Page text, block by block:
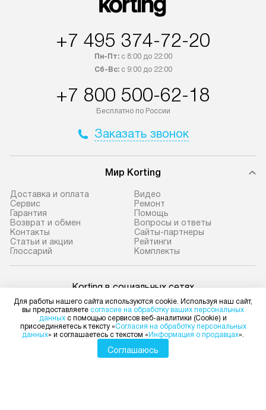
+7 495 374-72-20
Пн-Пт:с 8:00 до 22:00
Сб-Вс:с 9:00 до 22:00
+7 800 500-62-18
Бесплатно по России
Заказать звонок
Мир Korting
Доставка и оплата
Сервис
Гарантия
Возврат и обмен
Контакты
Статьи и акции
Глоссарий
Видео
Ремонт
Помощь
Вопросы и ответы
Сайты-партнеры
Рейтинги
Комплекты
Korting в социальных сетях
Для физических лиц
shop@korting-dealer.ru
Для юридических лиц
Для работы нашего сайта используются cookie. Используя наш сайт,
вы предоставляете согласие на обработку ваших персональных
данных с помощью сервисов веб-аналитики (Cookie) и
присоединяетесь к тексту «Согласия на обработку персональных
данных» и соглашаетесь с текстом « Информация о продавцах».
Соглашаюсь